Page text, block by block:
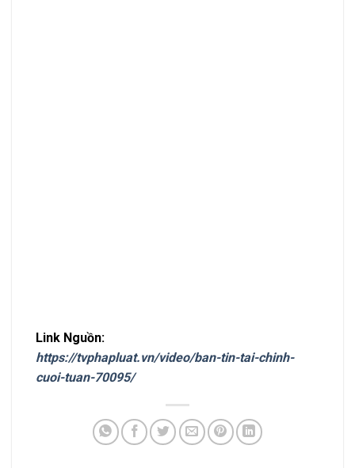
Link Nguồn:
https://tvphapluat.vn/video/ban-tin-tai-chinh-
cuoi-tuan-70095/